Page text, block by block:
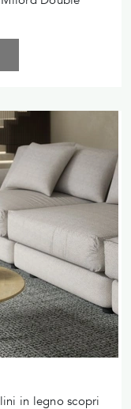
in legno scopri